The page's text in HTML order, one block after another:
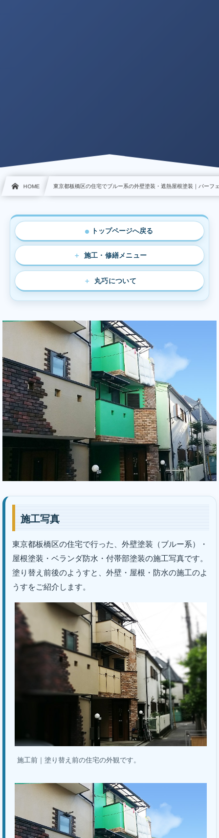
HOME 東京都板橋区の住宅でブルー系の外壁塗装・遮熱屋根塗装｜パーフ
● トップページへ戻る
施工・修繕メニュー
丸巧について
施工写真
東京都板橋区の住宅で行った、外壁塗装（ブルー系）・
屋根塗装・ベランダ防水・付帯部塗装の施工写真です。
塗り替え前後のようすと、外壁・屋根・防水の施工のよ
うすをご紹介します。
施工前｜塗り替え前の住宅の外観です。
株式会社丸巧